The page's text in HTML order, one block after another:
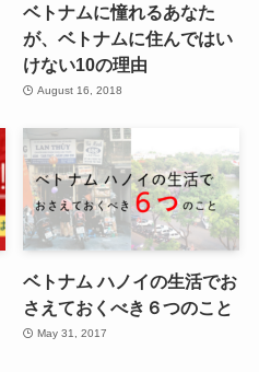
ベトナムに憧れるあなた
が、ベトナムに住んではい
けない10の理由
August 16, 2018
ベトナム ハノイの生活でお
さえておくべき６つのこと
May 31, 2017